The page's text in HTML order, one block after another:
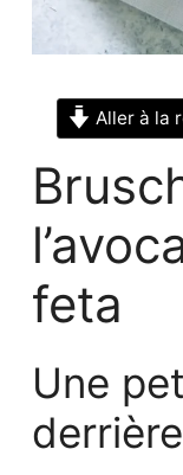
Aller à la
feta
Une